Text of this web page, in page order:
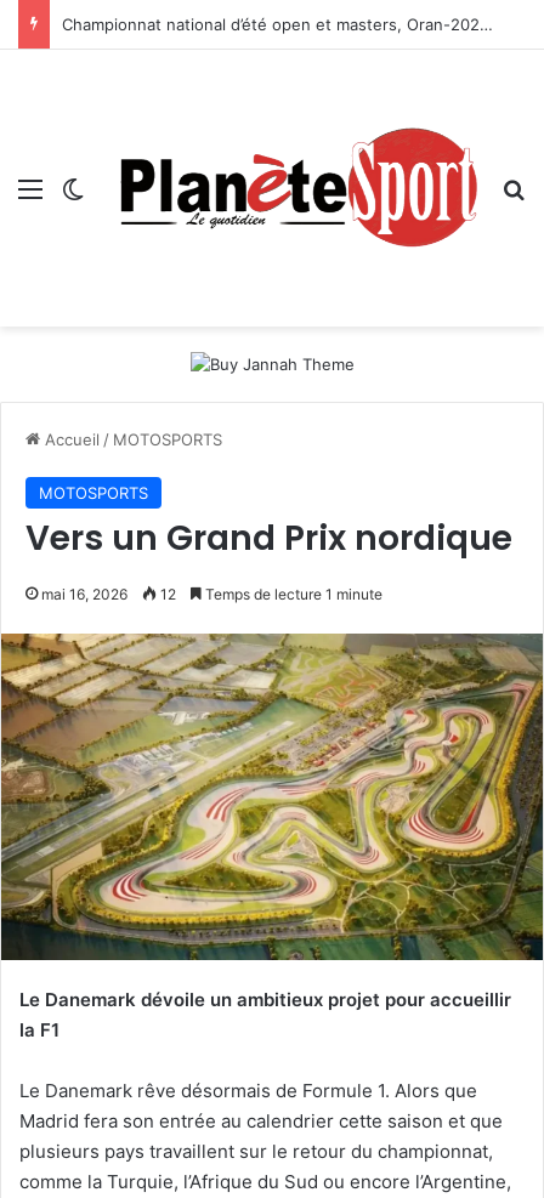
Championnat national d’été open et masters, Oran-2026 — Le CRB s’adjuge le titre
Menu Switch skin
Accueil / MOTOSPORTS
MOTOSPORTS
Vers un Grand Prix nordique
mai 16, 2026 12 Temps de lecture 1 minute
Le Danemark dévoile un ambitieux projet pour accueillir
la F1
Le Danemark rêve désormais de Formule 1. Alors que
Madrid fera son entrée au calendrier cette saison et que
plusieurs pays travaillent sur le retour du championnat,
comme la Turquie, l’Afrique du Sud ou encore l’Argentine,